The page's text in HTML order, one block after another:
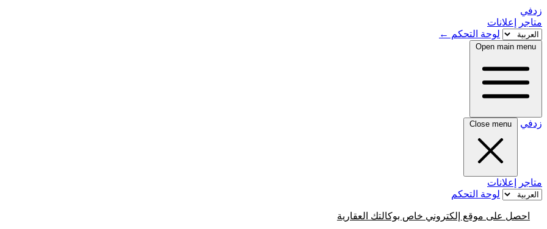
زدفي
متاجر
إعلانات
لوحة التحكم ←
Open main menu
زدفي Close menu
متاجر
إعلانات
لوحة التحكم
احصل على موقع إلكتروني خاص بوكالتك العقارية